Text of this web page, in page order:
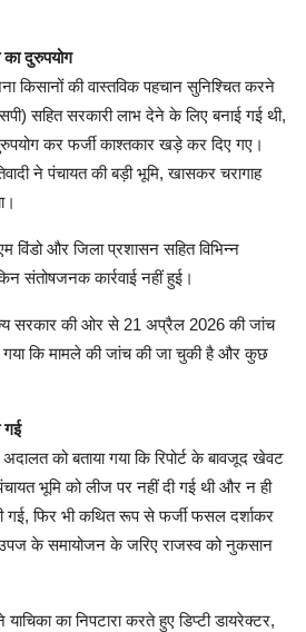
का दुरुपयोग
किसानों की वास्तविक पहचान सुनिश्चित करने
सहित सरकारी लाभ देने के लिए बनाई गई थी,
कर फर्जी काश्तकार खड़े कर दिए गए।
ने पंचायत की बड़ी भूमि, खासकर चरागाह
विंडो और जिला प्रशासन सहित विभिन्न
संतोषजनक कार्रवाई नहीं हुई।
सरकार की ओर से 21 अप्रैल 2026 की जांच
गया कि मामले की जांच की जा चुकी है और कुछ
गई
को बताया गया कि रिपोर्ट के बावजूद खेवट
भूमि को लीज पर नहीं दी गई थी और न ही
गई, फिर भी कथित रूप से फर्जी फसल दर्शाकर
उपज के समायोजन के जरिए राजस्व को नुकसान
का निपटारा करते हुए डिप्टी डायरेक्टर,